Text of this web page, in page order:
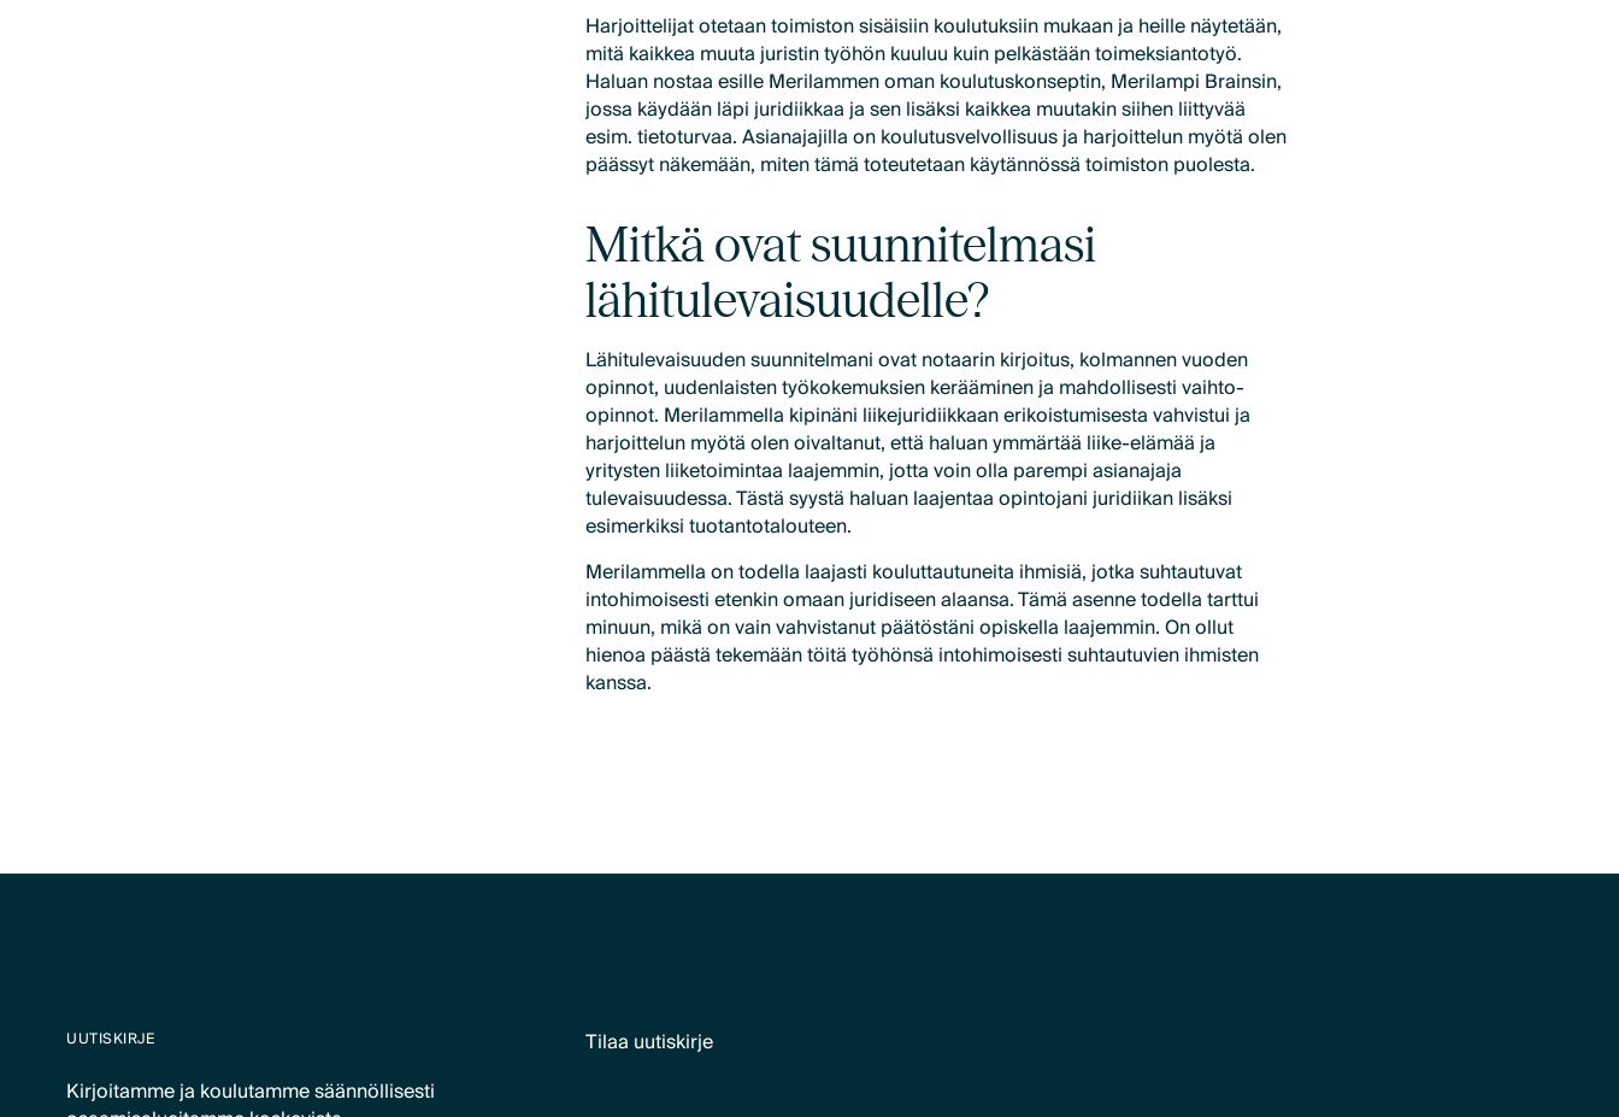
Harjoittelijat otetaan toimiston sisäisiin koulutuksiin mukaan ja heille näytetään,
mitä kaikkea muuta juristin työhön kuuluu kuin pelkästään toimeksiantotyö.
Haluan nostaa esille Merilammen oman koulutuskonseptin, Merilampi Brainsin,
jossa käydään läpi juridiikkaa ja sen lisäksi kaikkea muutakin siihen liittyvää
esim. tietoturvaa. Asianajajilla on koulutusvelvollisuus ja harjoittelun myötä olen
päässyt näkemään, miten tämä toteutetaan käytännössä toimiston puolesta.
Mitkä ovat suunnitelmasi
lähitulevaisuudelle?
Lähitulevaisuuden suunnitelmani ovat notaarin kirjoitus, kolmannen vuoden
opinnot, uudenlaisten työkokemuksien kerääminen ja mahdollisesti vaihto-
opinnot. Merilammella kipinäni liikejuridiikkaan erikoistumisesta vahvistui ja
harjoittelun myötä olen oivaltanut, että haluan ymmärtää liike-elämää ja
yritysten liiketoimintaa laajemmin, jotta voin olla parempi asianajaja
tulevaisuudessa. Tästä syystä haluan laajentaa opintojani juridiikan lisäksi
esimerkiksi tuotantotalouteen.
Merilammella on todella laajasti kouluttautuneita ihmisiä, jotka suhtautuvat
intohimoisesti etenkin omaan juridiseen alaansa. Tämä asenne todella tarttui
minuun, mikä on vain vahvistanut päätöstäni opiskella laajemmin. On ollut
hienoa päästä tekemään töitä työhönsä intohimoisesti suhtautuvien ihmisten
kanssa.
UUTISKIRJE
Kirjoitamme ja koulutamme säännöllisesti
Tilaa uutiskirje